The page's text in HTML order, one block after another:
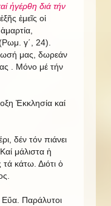
ἡγέρθη διά τήν
ἐμεῖς οἱ
γ΄, 24).
μας, δωρεάν
. Μόνο μέ τήν
Ἐκκλησία καί
δέν τόν πιάνει
μάλιστα ἡ
κάτω. Διότι ὁ
Παράλυτοι